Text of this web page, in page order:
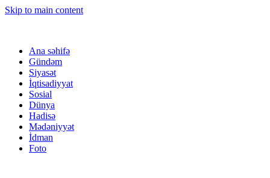
Skip to main content
Ana səhifə
Gündəm
Siyasət
İqtisadiyyat
Sosial
Dünya
Hadisə
Mədəniyyət
İdman
Foto